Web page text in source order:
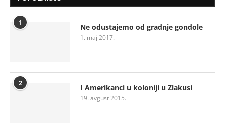
1 Ne odustajemo od gradnje gondole
1. maj 2017.
2 I Amerikanci u koloniji u Zlakusi
19. avgust 2015.